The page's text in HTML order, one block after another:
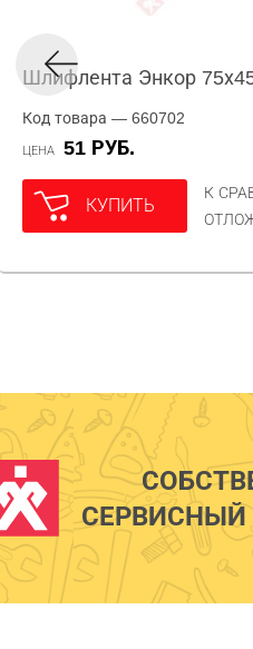
Шлифлента Энкор
Код товара — 660702
ЦЕНА 51 РУБ.
КУПИТЬ
К
СЕРВИСНЫЙ